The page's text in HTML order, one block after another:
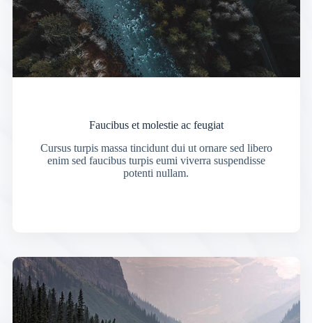
Faucibus et molestie ac feugiat
Cursus turpis massa tincidunt dui ut ornare sed libero
enim sed faucibus turpis eumi viverra suspendisse
potenti nullam.